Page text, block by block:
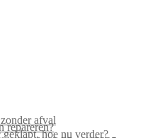
afval
repareren?
hoe nu verder?